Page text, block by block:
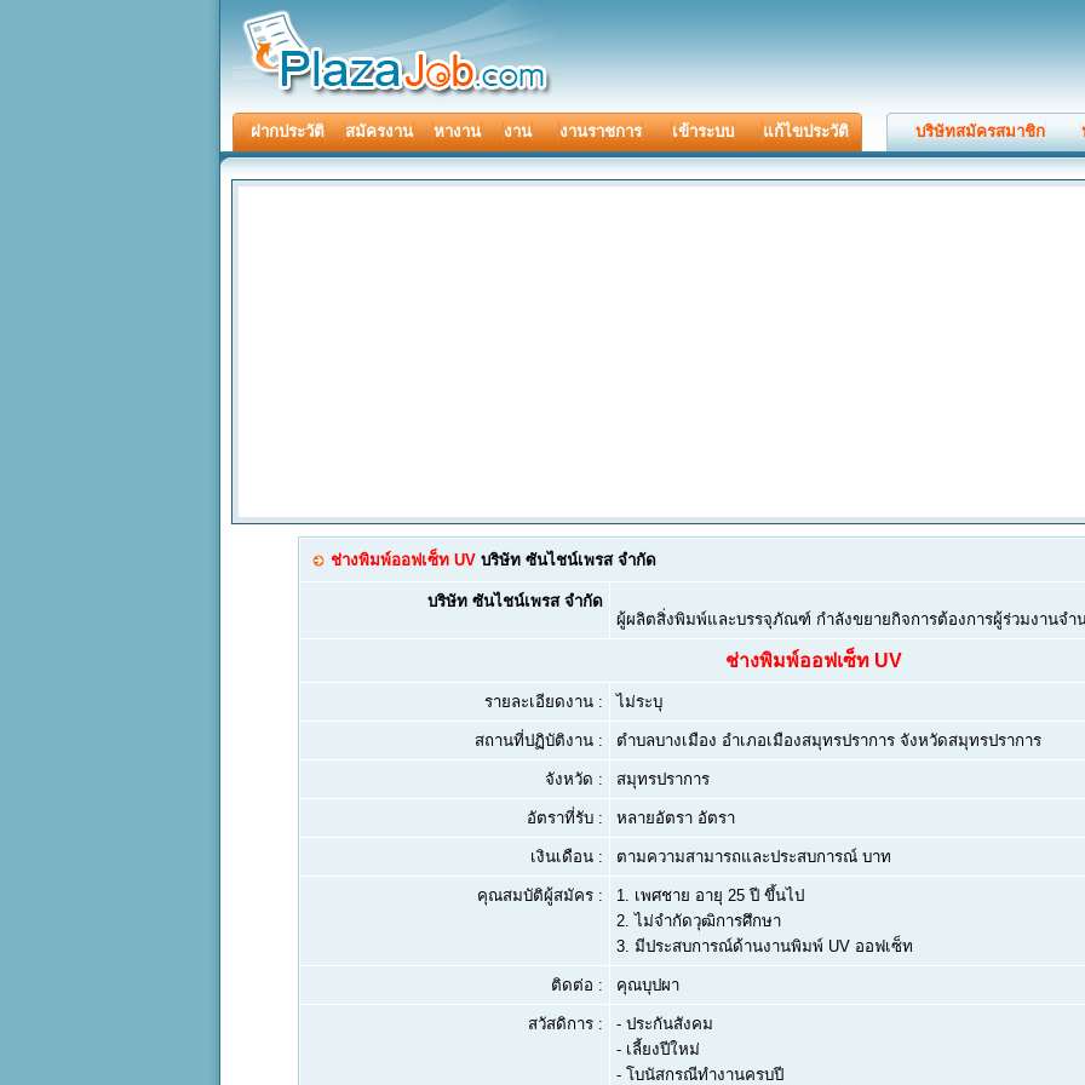
ฝากประวัติ สมัครงาน หางาน งาน งานราชการ เข้าระบบ แก้ไขประวัติ บริษัทสมัครสมาชิก
ช่างพิมพ์ออฟเซ็ท UV บริษัท ซันไชน์เพรส จำกัด
บริษัท ซันไชน์เพรส จำกัด
ผู้ผลิตสิ่งพิมพ์และบรรจุภัณฑ์ กำลังขยายกิจการต้องการผู้ร่วมงานจำ
ช่างพิมพ์ออฟเซ็ท UV
รายละเอียดงาน : ไม่ระบุ
สถานที่ปฏิบัติงาน : ตำบลบางเมือง อำเภอเมืองสมุทรปราการ จังหวัดสมุทรปราการ
จังหวัด : สมุทรปราการ
อัตราที่รับ : หลายอัตรา อัตรา
เงินเดือน : ตามความสามารถและประสบการณ์ บาท
คุณสมบัติผู้สมัคร : 1. เพศชาย อายุ 25 ปี ขึ้นไป
2. ไม่จำกัดวุฒิการศึกษา
3. มีประสบการณ์ด้านงานพิมพ์ UV ออฟเซ็ท
ติดต่อ : คุณบุปผา
สวัสดิการ :
- ประกันสังคม
- เลี้ยงปีใหม่
- โบนัสกรณีทำงานครบปี